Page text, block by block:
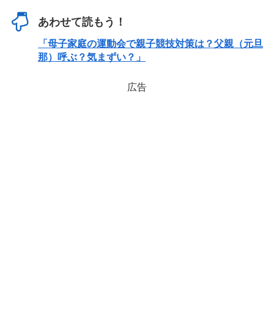
あわせて読もう！
「母子家庭の運動会で親子競技対策は？父親（元旦
那）呼ぶ？気まずい？」
広告